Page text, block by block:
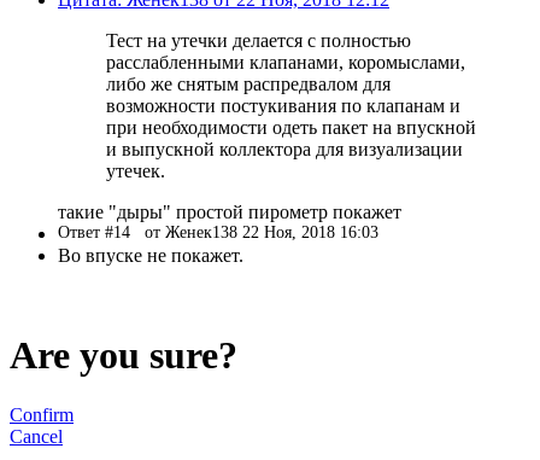
Тест на утечки делается с полностью
расслабленными клапанами, коромыслами,
либо же снятым распредвалом для
возможности постукивания по клапанам и
при необходимости одеть пакет на впускной
и выпускной коллектора для визуализации
утечек.
такие "дыры" простой пирометр покажет
Ответ #14 от Женек138 22 Ноя, 2018 16:03
Во впуске не покажет.
Are you sure?
Confirm
Cancel